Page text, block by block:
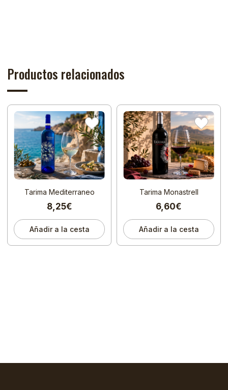
Productos relacionados
Tarima Mediterraneo
8,25€
Añadir a la cesta
Tarima Monastrell
6,60€
Añadir a la cesta